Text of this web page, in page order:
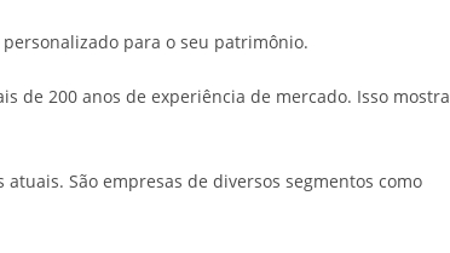
para o seu patrimônio.
de 200 anos de experiência de mercado. Isso mostra
São empresas de diversos segmentos como